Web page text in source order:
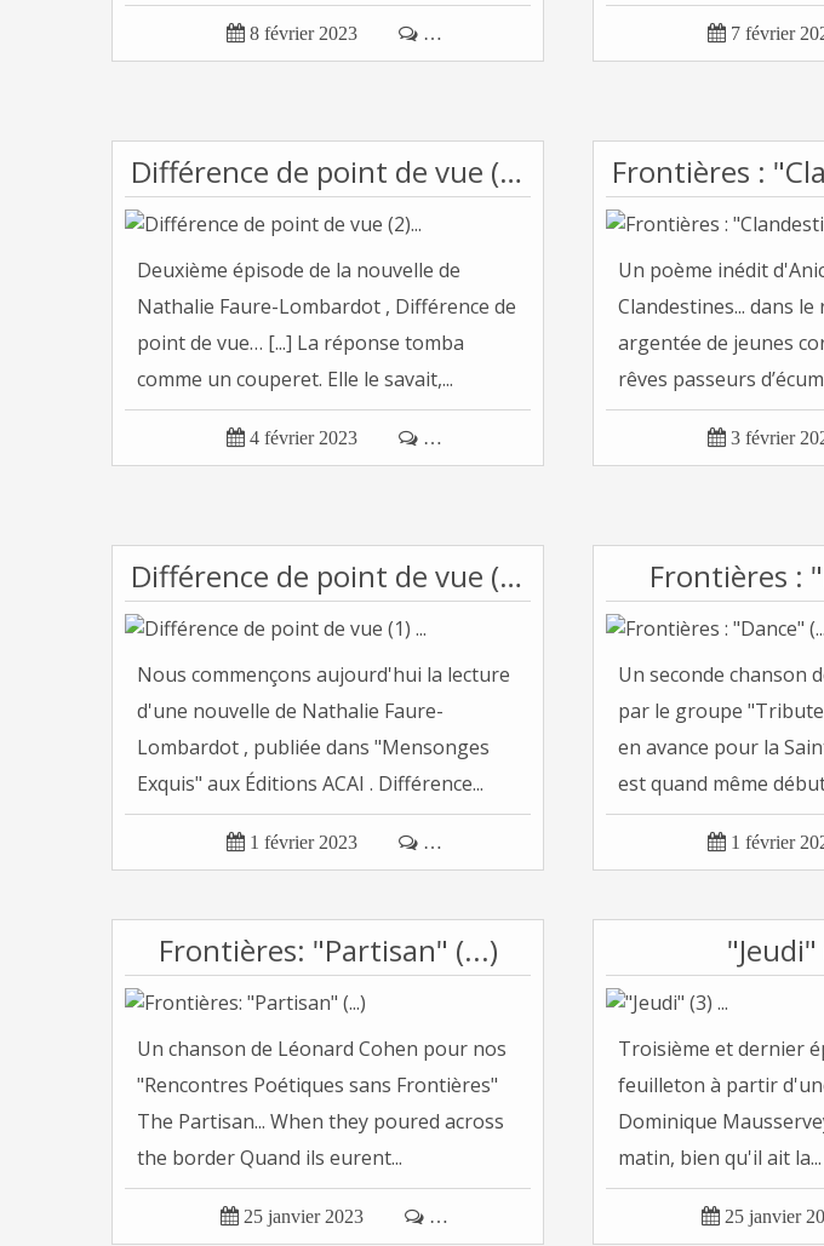
 8 février 2023  …  7 février
Différence de point de vue (2)...
Deuxième épisode de la nouvelle de
Nathalie Faure-Lombardot , Différence de
point de vue… [...] La réponse tomba
comme un couperet. Elle le savait,...
 4 février 2023  …
Un poème inédit
Clandestines... dans le
argentée de jeunes
rêves passeurs
 3 février
Différence de point de vue (1) ...
Nous commençons aujourd'hui la lecture
d'une nouvelle de Nathalie Faure-
Lombardot , publiée dans "Mensonges
Exquis" aux Éditions ACAI . Différence...
 1 février 2023  …
Frontières :
Un seconde chanson
par le groupe
en avance pour la
est quand même
 1 février
Frontières: "Partisan" (...)
Un chanson de Léonard Cohen pour nos
"Rencontres Poétiques sans Frontières"
The Partisan... When they poured across
the border Quand ils eurent...
 25 janvier 2023  …
"Jeudi"
Troisième et dernier
feuilleton à partir
Dominique
matin, bien qu'il ait la...
 25 janvier